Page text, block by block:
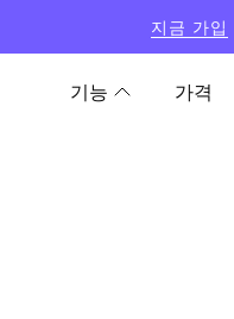
지금 가입
기능 가격